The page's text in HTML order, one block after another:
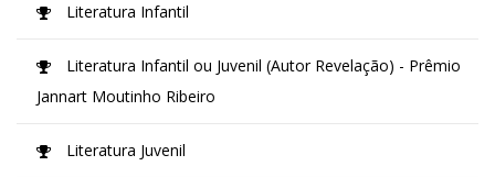
Literatura Infantil
Literatura Infantil ou Juvenil (Autor Revelação) - Prêmio
Jannart Moutinho Ribeiro
Literatura Juvenil